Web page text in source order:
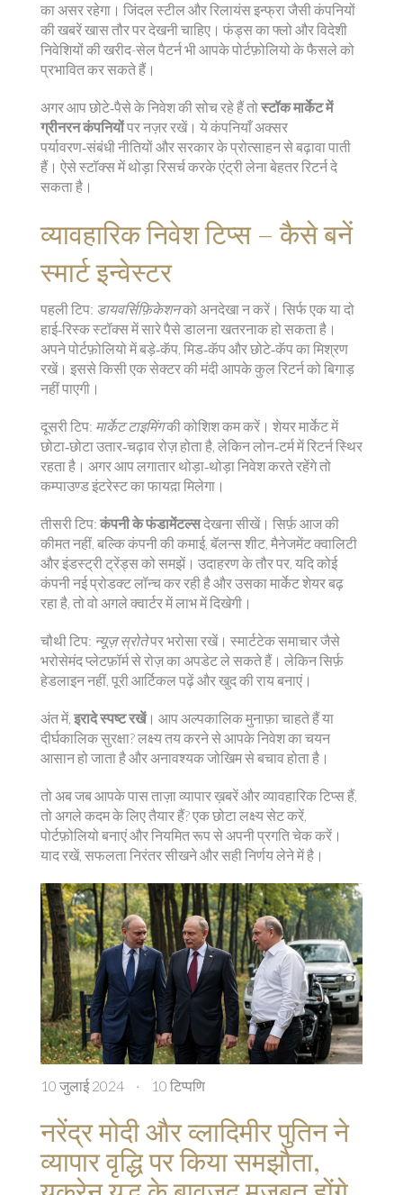
का असर रहेगा। जिंदल स्टील और रिलायंस इन्फ्रा जैसी कंपनियों
की खबरें खास तौर पर देखनी चाहिए। फंड्स का फ्लो और विदेशी
निवेशियों की खरीद-सेल पैटर्न भी आपके पोर्टफ़ोलियो के फैसले को
प्रभावित कर सकते हैं।
अगर आप छोटे‑पैसे के निवेश की सोच रहे हैं तोस्टॉक मार्केट में
ग्रीनरन कंपनियोंपर नज़र रखें। ये कंपनियाँ अक्सर
पर्यावरण‑संबंधी नीतियों और सरकार के प्रोत्साहन से बढ़ावा पाती
हैं। ऐसे स्टॉक्स में थोड़ा रिसर्च करके एंट्री लेना बेहतर रिटर्न दे
सकता है।
व्यावहारिक निवेश टिप्स – कैसे बनें
स्मार्ट इन्वेस्टर
पहली टिप: डायवर्सिफ़िकेशनको अनदेखा न करें। सिर्फ एक या दो
हाई‑रिस्क स्टॉक्स में सारे पैसे डालना खतरनाक हो सकता है।
अपने पोर्टफ़ोलियो में बड़े‑कॅप, मिड‑कॅप और छोटे‑कॅप का मिश्रण
रखें। इससे किसी एक सेक्टर की मंदी आपके कुल रिटर्न को बिगाड़
नहीं पाएगी।
दूसरी टिप: मार्केट टाइमिंगकी कोशिश कम करें। शेयर मार्केट में
छोटा‑छोटा उतार‑चढ़ाव रोज़ होता है, लेकिन लोन‑टर्म में रिटर्न स्थिर
रहता है। अगर आप लगातार थोड़ा‑थोड़ा निवेश करते रहेंगे तो
कम्पाउण्ड इंटरेस्ट का फायद़ा मिलेगा।
तीसरी टिप: कंपनी के फंडामेंटल्सदेखना सीखें। सिर्फ़ आज की
कीमत नहीं, बल्कि कंपनी की कमाई, बॅलन्स शीट, मैनेजमेंट क्वालिटी
और इंडस्ट्री ट्रेंड्स को समझें। उदाहरण के तौर पर, यदि कोई
कंपनी नई प्रोडक्ट लॉन्च कर रही है और उसका मार्केट शेयर बढ़
रहा है, तो वो अगले क्वार्टर में लाभ में दिखेगी।
चौथी टिप: न्यूज़ स्रोतेपर भरोसा रखें। स्मार्टटेक समाचार जैसे
भरोसेमंद प्लेटफ़ॉर्म से रोज़ का अपडेट ले सकते हैं। लेकिन सिर्फ़
हेडलाइन नहीं, पूरी आर्टिकल पढ़ें और खुद की राय बनाएं।
अंत में, इरादे स्पष्ट रखें। आप अल्पकालिक मुनाफ़ा चाहते हैं या
दीर्घकालिक सुरक्षा? लक्ष्य तय करने से आपके निवेश का चयन
आसान हो जाता है और अनावश्यक जोखिम से बचाव होता है।
तो अब जब आपके पास ताज़ा व्यापार ख़बरें और व्यावहारिक टिप्स हैं,
तो अगले कदम के लिए तैयार हैं? एक छोटा लक्ष्य सेट करें,
पोर्टफ़ोलियो बनाएं और नियमित रूप से अपनी प्रगति चेक करें।
याद रखें, सफलता निरंतर सीखने और सही निर्णय लेने में है।
10 जुलाई 2024 · 10 टिप्पणि
नरेंद्र मोदी और व्लादिमीर पुतिन ने
व्यापार वृद्धि पर किया समझौता,